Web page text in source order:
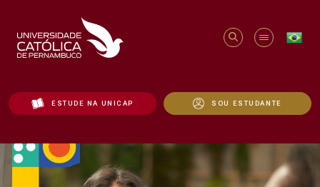
ESTUDE NA UNICAP SOU ESTUDANTE
Início - Unicap